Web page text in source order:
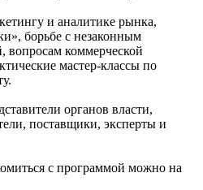
и аналитике рынка,
борьбе с незаконным
вопросам коммерческой
мастер‑классы по
органов власти,
поставщики, эксперты и
с программой можно на